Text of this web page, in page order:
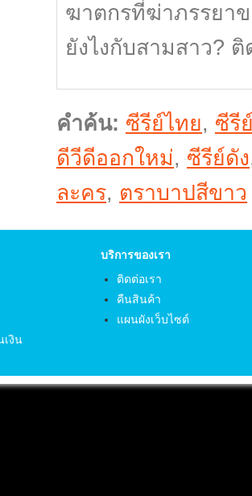
ฆาตกรที่ฆ่าภรรยาข
ยังไงกับสามสาว?
คำค้น: ซีรีย์ไทย, ซีรี
ดีวีดีออกใหม่, ซีรีย์ดัง
ละคร, ตราบาปสีขาว
เงิน
บริการของเรา
ติดต่อเรา
คืนสินค้า
แผนผังเว็บไซต์